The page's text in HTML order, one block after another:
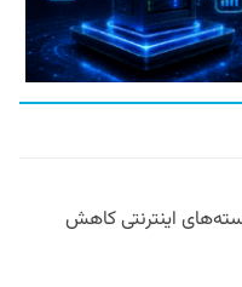
اینترنتی کاهش